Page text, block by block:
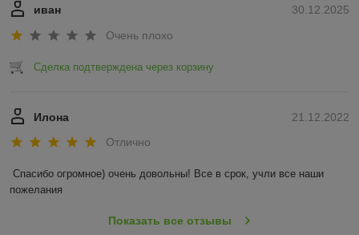
30.12.2025
иван
Очень плохо
Сделка подтверждена через корзину
21.12.2022
Илона
Отлично
Спасибо огромное) очень довольны! Все в срок, учли все наши
пожелания
Показать все отзывы